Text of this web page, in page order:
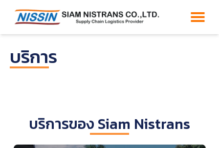
บริการ
บริการของ Siam Nistrans